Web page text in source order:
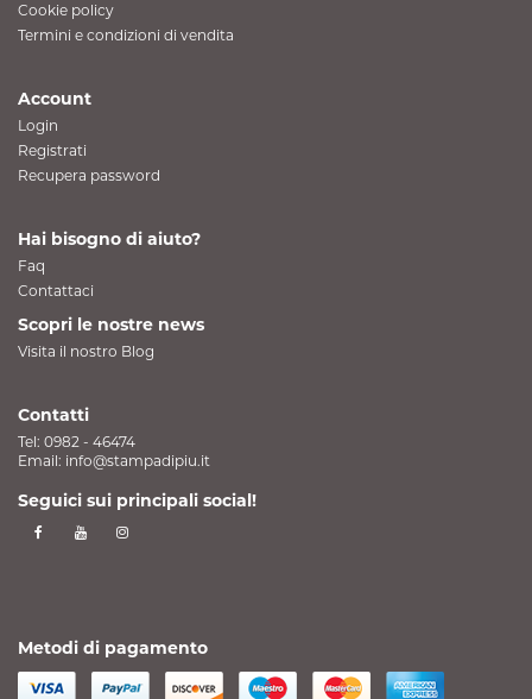
Cookie policy
Termini e condizioni di vendita
Account
Login
Registrati
Recupera password
Hai bisogno di aiuto?
Faq
Contattaci
Scopri le nostre news
Visita il nostro Blog
Contatti
Tel: 0982 - 46474
Email: info@stampadipiu.it
Seguici sui principali social!
Metodi di pagamento